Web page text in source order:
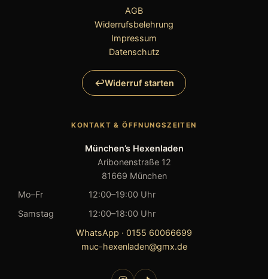
AGB
Widerrufsbelehrung
Impressum
Datenschutz
Widerruf starten
KONTAKT & ÖFFNUNGSZEITEN
München’s Hexenladen
Aribonenstraße 12
81669 München
Mo–Fr
12:00–19:00 Uhr
Samstag
12:00–18:00 Uhr
WhatsApp · 0155 60066699
muc-hexenladen@gmx.de